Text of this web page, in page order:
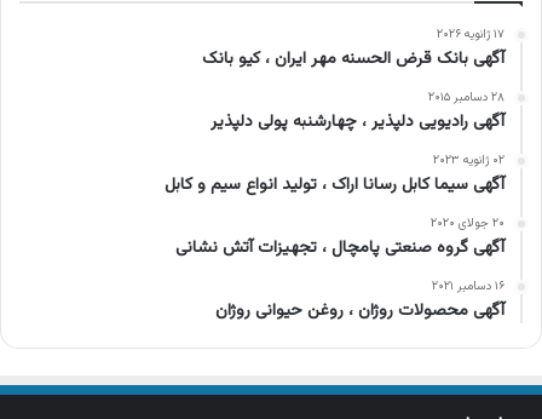
۱۷ ژانویه ۲۰۲۶
آگهی بانک قرض الحسنه مهر ایران ، کیو بانک
۲۸ دسامبر ۲۰۱۵
آگهی رادیویی دلپذیر ، چهارشنبه پولی دلپذیر
۰۲ ژانویه ۲۰۲۳
آگهی سیما کابل رسانا اراک ، تولید انواع سیم و کابل
۲۰ جولای ۲۰۲۰
آگهی گروه صنعتی پامچال ، تجهیزات آتش نشانی
۱۶ دسامبر ۲۰۲۱
آگهی محصولات روژان ، روغن حیوانی روژان